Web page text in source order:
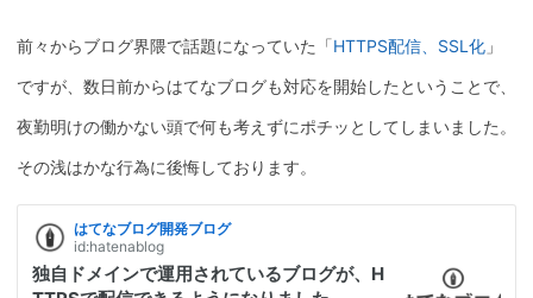
前々からブログ界隈で話題になっていた「HTTPS配信、SSL化 」
ですが、数日前からはてなブログも対応を開始したということで、
夜勤明けの働かない頭で何も考えずにポチッとしてしまいました。
その浅はかな行為に後悔しております。